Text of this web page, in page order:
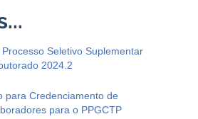
Seletivo Suplementar
2024.2
para Credenciamento de
para o PPGCTP